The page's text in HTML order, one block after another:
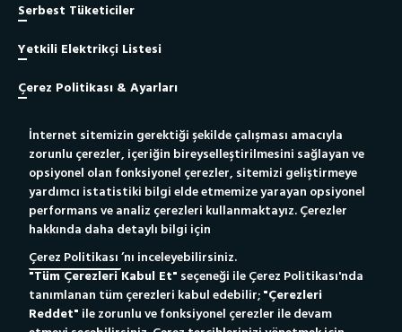
Serbest Tüketiciler
Yetkili Elektrikçi Listesi
Çerez Politikası & Ayarları
Site Haritası
Bilgi Toplumu Hizmeti
Yetkili Elektrikçiler İçin Yeni Bağlantı Portalı
Whatsapp Destek Hattı
Tıkla Mesajını Gönder
186
İnternet sitemizin gerektiği şekilde çalışması amacıyla
zorunlu çerezler, içeriğin bireyselleştirilmesini sağlayan ve
opsiyonel olan fonksiyonel çerezler, sitemizi geliştirmeye
yardımcı istatistiki bilgi elde etmemize yarayan opsiyonel
performans ve analiz çerezleri kullanmaktayız. Çerezler
hakkında daha detaylı bilgi için
Çerez Politikası’nı inceleyebilirsiniz.
"Tüm Çerezleri Kabul Et" seçeneği ile Çerez Politikası'nda
tanımlanan tüm çerezleri kabul edebilir;"Çerezleri
Reddet" ile zorunlu ve fonksiyonel çerezler ile devam